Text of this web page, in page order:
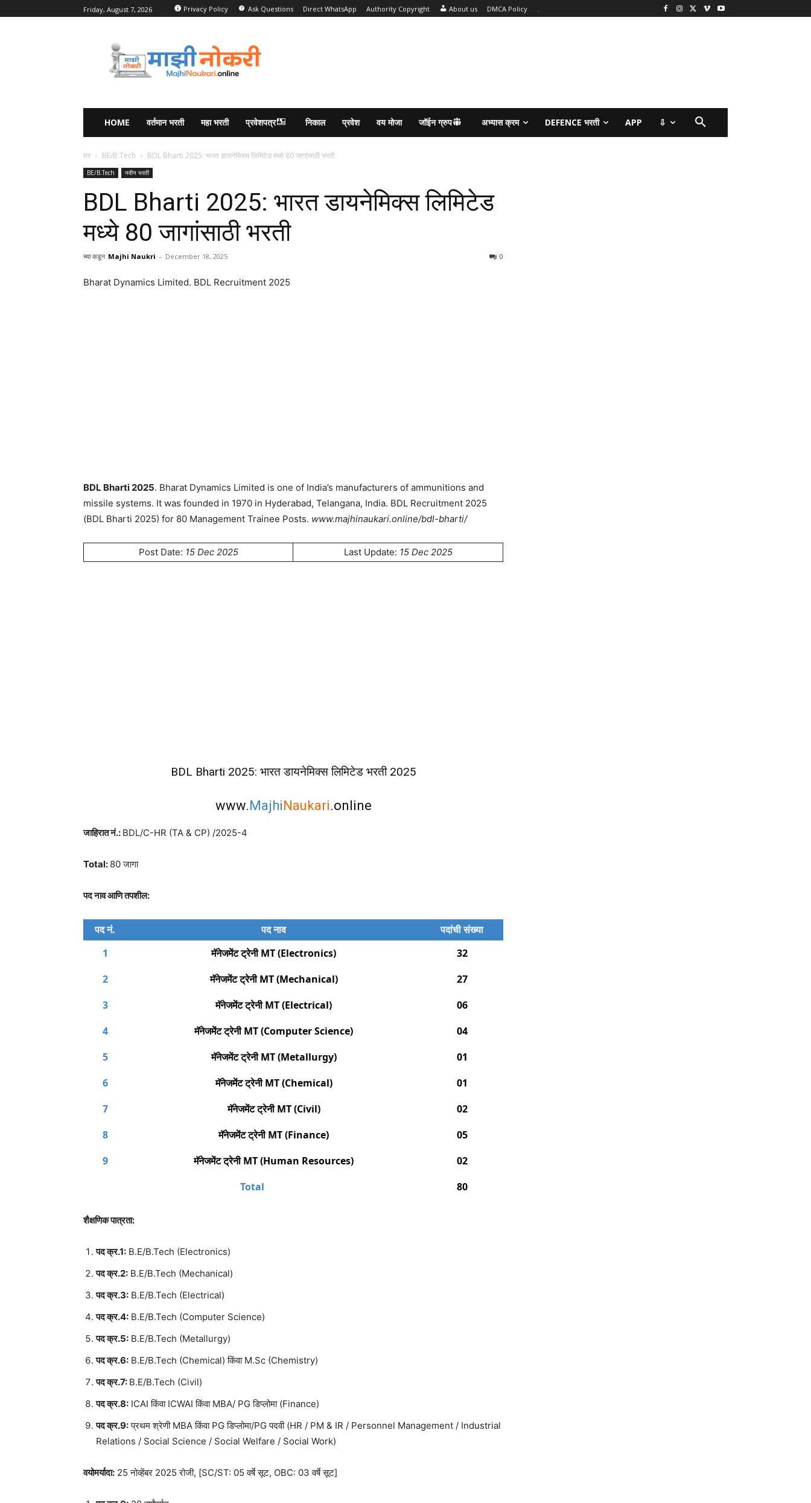
Friday, August 7, 2026 Privacy Policy Ask Questions Direct WhatsApp Authority Copyright About us DMCA Policy
HOME वर्तमान भरती महा भरती प्रवेशपत्र निकाल प्रवेश वय मोजा जॉईन ग्रुप अभ्यास क्रम DEFENCE भरती APP ⇩
घर BE/B.Tech BDL Bharti 2025: भारत डायनेमिक्स लिमिटेड मध्ये 80 जागांसाठी भरती
BE/B.Tech नवीन भरती
BDL Bharti 2025: भारत डायनेमिक्स लिमिटेड
मध्ये 80 जागांसाठी भरती
च्या कडून Majhi Naukri - December 18, 2025 0
Bharat Dynamics Limited. BDL Recruitment 2025
BDL Bharti 2025. Bharat Dynamics Limited is one of India’s manufacturers of ammunitions and
missile systems. It was founded in 1970 in Hyderabad, Telangana, India. BDL Recruitment 2025
(BDL Bharti 2025) for 80 Management Trainee Posts. www.majhinaukari.online/bdl-bharti/
Post Date: 15 Dec 2025 Last Update: 15 Dec 2025
BDL Bharti 2025: भारत डायनेमिक्स लिमिटेड भरती 2025
www.MajhiNaukari.online
जाहिरात नं.: BDL/C-HR (TA & CP) /2025-4
Total: 80 जागा
पद नाव आणि तपशील:
पद नं. पद नाव
पदांची संख्या
1
मॅनेजमेंट ट्रेनी MT (Electronics)
32
2
मॅनेजमेंट ट्रेनी MT (Mechanical)
27
3
मॅनेजमेंट ट्रेनी MT (Electrical)
06
4
मॅनेजमेंट ट्रेनी MT (Computer Science)
04
5
मॅनेजमेंट ट्रेनी MT (Metallurgy)
01
6
मॅनेजमेंट ट्रेनी MT (Chemical)
01
7
मॅनेजमेंट ट्रेनी MT (Civil)
02
8
मॅनेजमेंट ट्रेनी MT (Finance)
05
9
मॅनेजमेंट ट्रेनी MT (Human Resources)
02
Total
80
शैक्षणिक पात्रता:
पद क्र.1: B.E/B.Tech (Electronics)
पद क्र.2: B.E/B.Tech (Mechanical)
पद क्र.3: B.E/B.Tech (Electrical)
पद क्र.4: B.E/B.Tech (Computer Science)
पद क्र.5: B.E/B.Tech (Metallurgy)
पद क्र.6: B.E/B.Tech (Chemical) किंवा M.Sc (Chemistry)
पद क्र.7: B.E/B.Tech (Civil)
पद क्र.8: ICAI किंवा ICWAI किंवा MBA/ PG डिप्लोमा (Finance)
पद क्र.9:प्रथम श्रेणी MBA किंवा PG डिप्लोमा/PG पदवी (HR / PM & IR / Personnel Management / Industrial
Relations / Social Science / Social Welfare / Social Work)
वयोमर्यादा: 25 नोव्हेंबर 2025 रोजी, [SC/ST: 05 वर्षे सूट, OBC: 03 वर्षे सूट]